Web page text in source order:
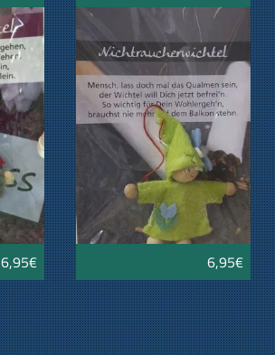
6,95€ 6,95€